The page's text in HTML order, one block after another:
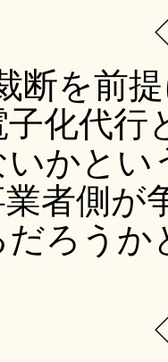
断を前
化代行
いかと
者側が
だろう